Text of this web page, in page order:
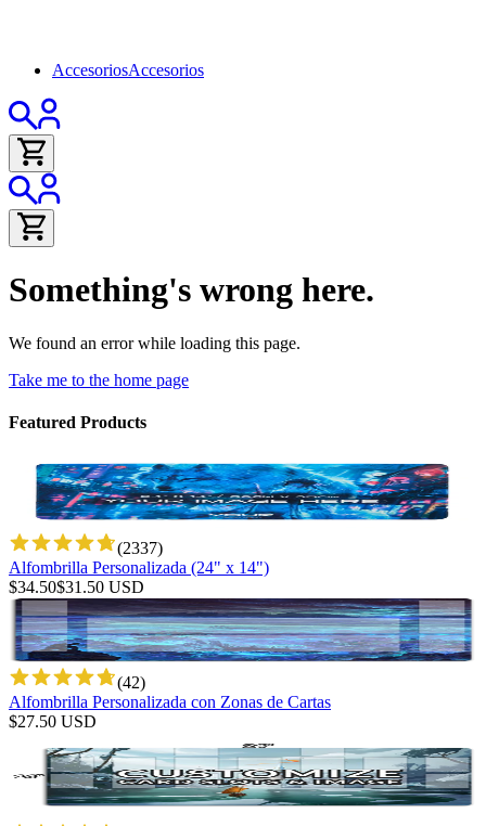
AccesoriosAccesorios
Something's wrong here.
We found an error while loading this page.
Take me to the home page
Featured Products
(2337)
Alfombrilla Personalizada (24" x 14")
$34.50$31.50 USD
(42)
Alfombrilla Personalizada con Zonas de Cartas
$27.50 USD